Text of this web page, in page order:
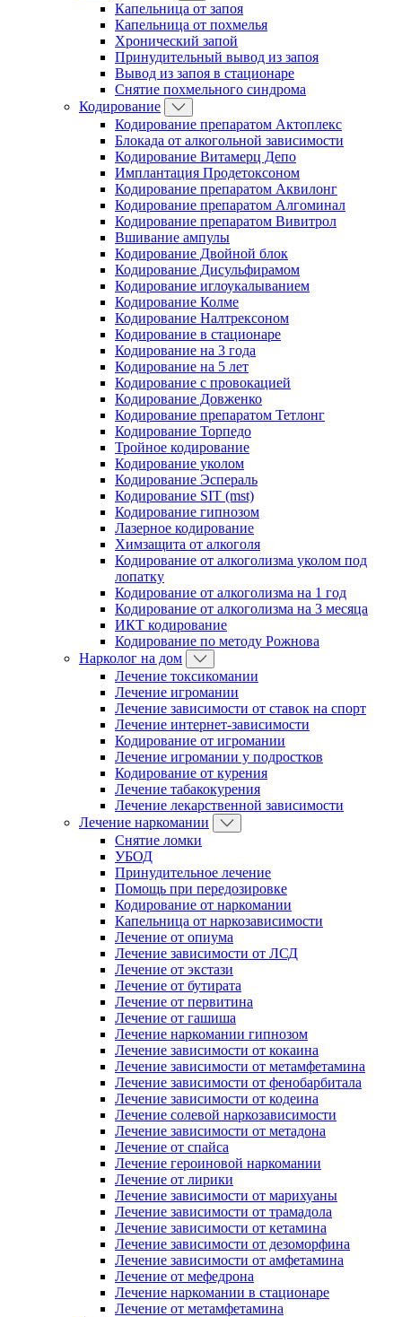
Капельница от запоя
Капельница от похмелья
Хронический запой
Принудительный вывод из запоя
Вывод из запоя в стационаре
Снятие похмельного синдрома
Кодирование
Кодирование препаратом Актоплекс
Блокада от алкогольной зависимости
Кодирование Витамерц Депо
Имплантация Продетоксоном
Кодирование препаратом Аквилонг
Кодирование препаратом Алгоминал
Кодирование препаратом Вивитрол
Вшивание ампулы
Кодирование Двойной блок
Кодирование Дисульфирамом
Кодирование иглоукалыванием
Кодирование Колме
Кодирование Налтрексоном
Кодирование в стационаре
Кодирование на 3 года
Кодирование на 5 лет
Кодирование с провокацией
Кодирование Довженко
Кодирование препаратом Тетлонг
Кодирование Торпедо
Тройное кодирование
Кодирование уколом
Кодирование Эспераль
Кодирование SIT (mst)
Кодирование гипнозом
Лазерное кодирование
Химзащита от алкоголя
Кодирование от алкоголизма уколом под
лопатку
Кодирование от алкоголизма на 1 год
Кодирование от алкоголизма на 3 месяца
ИКТ кодирование
Кодирование по методу Рожнова
Нарколог на дом
Лечение токсикомании
Лечение игромании
Лечение зависимости от ставок на спорт
Лечение интернет-зависимости
Кодирование от игромании
Лечение игромании у подростков
Кодирование от курения
Лечение табакокурения
Лечение лекарственной зависимости
Лечение наркомании
Снятие ломки
УБОД
Принудительное лечение
Помощь при передозировке
Кодирование от наркомании
Капельница от наркозависимости
Лечение от опиума
Лечение зависимости от ЛСД
Лечение от экстази
Лечение от бутирата
Лечение от первитина
Лечение от гашиша
Лечение наркомании гипнозом
Лечение зависимости от кокаина
Лечение зависимости от метамфетамина
Лечение зависимости от фенобарбитала
Лечение зависимости от кодеина
Лечение солевой наркозависимости
Лечение зависимости от метадона
Лечение от спайса
Лечение героиновой наркомании
Лечение от лирики
Лечение зависимости от марихуаны
Лечение зависимости от трамадола
Лечение зависимости от кетамина
Лечение зависимости от дезоморфина
Лечение зависимости от амфетамина
Лечение от мефедрона
Лечение наркомании в стационаре
Лечение от метамфетамина